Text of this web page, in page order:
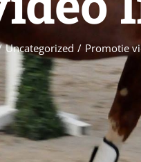
Uncategorized / Promotie